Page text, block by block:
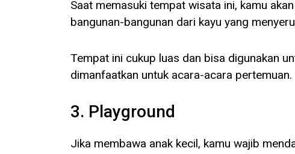
Saat memasuki tempat wisata ini, kamu
bangunan-bangunan dari kayu yang
Tempat ini cukup luas dan bisa digunakan
dimanfaatkan untuk acara-acara pertemuan.
3. Playground
Jika membawa anak kecil, kamu wajib